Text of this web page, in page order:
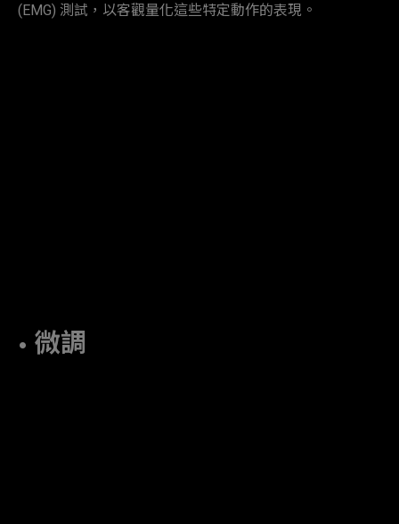
(EMG) 測試，以客觀量化這些特定動作的表現。
• 微調